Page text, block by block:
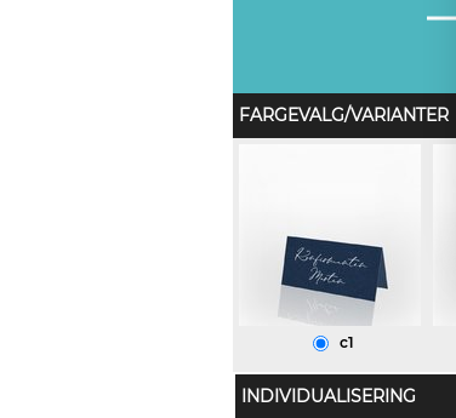
FARGEVALG/VARIANTER
c1
INDIVIDUALISERING